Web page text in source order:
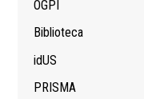
OGPI
Biblioteca
idUS
PRISMA